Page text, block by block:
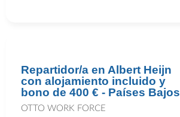
Repartidor/a en Albert Heijn
con alojamiento incluido y
bono de 400 € - Países Bajos
OTTO WORK FORCE